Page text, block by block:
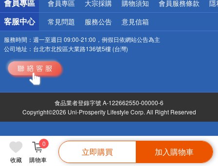
收藏 購物車
0
立即購買 加入購物車
會員專區 會員專區 大宗採購 購物須知 會員服務條款 隱
客服中心 常見問題 服務公告 意見信箱
服務時間： 週一至週日 09:00-21:00，例假日依網站公告為主
公司地址： 台北市北投區大業路136號5樓 (台灣)
食品業者登錄字號 A-122662550-00000-6
Copyright©2026 Uni-Prosperity Lifestyle Corp. All Right Reserved